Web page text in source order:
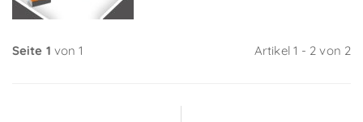
Seite 1 von 1 Artikel 1 - 2 von 2